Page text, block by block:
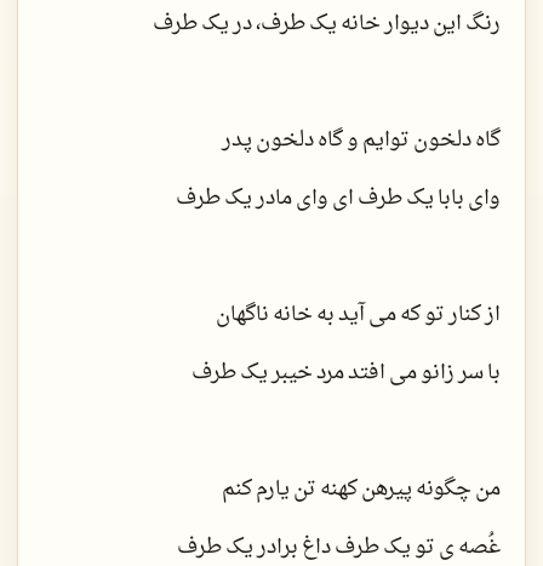
رنگ این دیوار خانه یک طرف، در یک طرف
گاه دلخون توایم و گاه دلخون پدر
وای بابا یک طرف ای وای مادر یک طرف
از کنار تو که می آید به خانه ناگهان
با سر زانو می افتد مرد خیبر یک طرف
من چگونه پیرهن کهنه تن یارم کنم
غُصه ی تو یک طرف داغ برادر یک طرف